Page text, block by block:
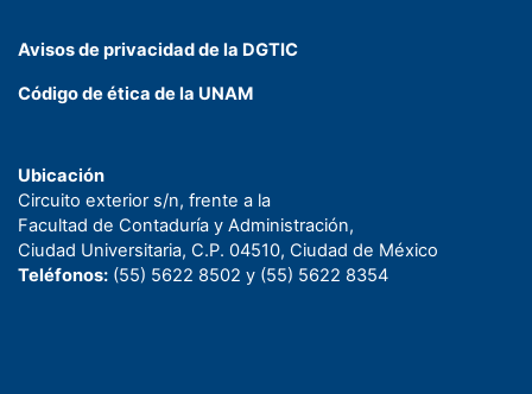
Avisos de privacidad de la DGTIC
Código de ética de la UNAM
Ubicación
Circuito exterior s/n, frente a la
Facultad de Contaduría y Administración,
Ciudad Universitaria, C.P. 04510, Ciudad de México
Teléfonos: (55) 5622 8502 y (55) 5622 8354